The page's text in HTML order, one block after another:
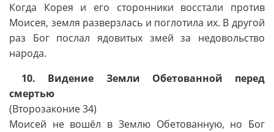
Когда Корея и его сторонники восстали против
Моисея, земля разверзлась и поглотила их. В другой
раз Бог послал ядовитых змей за недовольство
народа.
10. Видение Земли Обетованной перед
смертью
(Второзаконие 34)
Моисей не вошёл в Землю Обетованную, но Бог